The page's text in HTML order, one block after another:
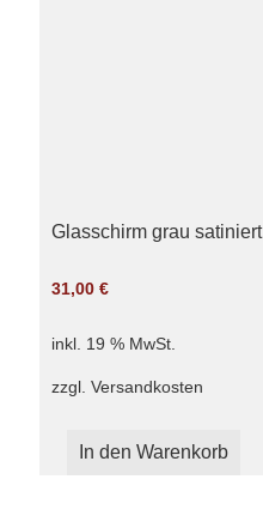
Glasschirm grau satiniert
31,00 €
inkl. 19 % MwSt.
zzgl. Versandkosten
In den Warenkorb